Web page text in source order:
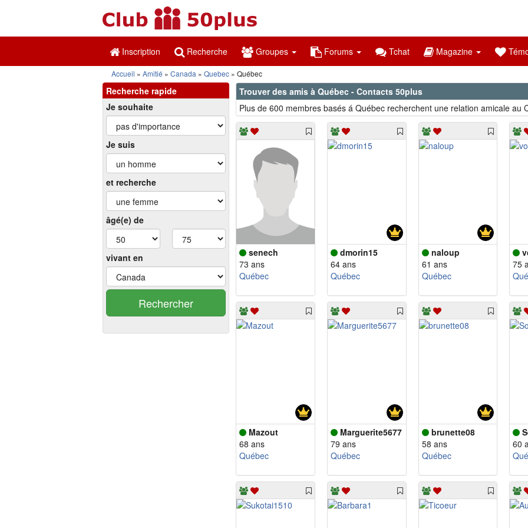
Inscription Recherche Groupes Forums Tchat Magazine
Accueil Amitié Canada Quebec Québec
Recherche rapide
Je souhaite
Je suis
et recherche
âgé(e) de
vivant en
Rechercher
Trouver des amis à Québec - Contacts 50plus
Plus de 600 membres basés á Québec recherchent une relation amicale au
senech
73 ans
Québec
dmorin15
64 ans
Québec
naloup
61 ans
Québec
75
Mazout
68 ans
Québec
Marguerite5677
79 ans
Québec
brunette08
58 ans
Québec
60